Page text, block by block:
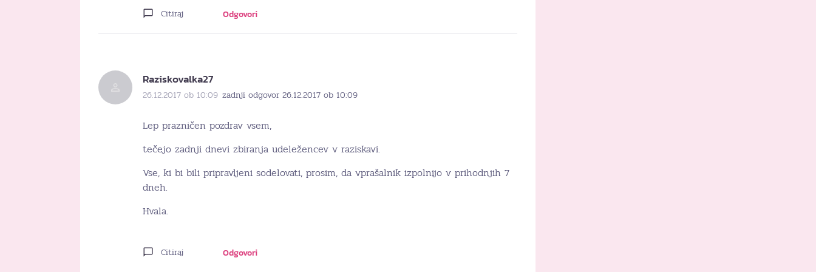
Citiraj Odgovori
Raziskovalka27
26.12.2017 ob 10:09 zadnji odgovor 26.12.2017 ob 10:09
Lep prazničen pozdrav vsem,
tečejo zadnji dnevi zbiranja udeležencev v raziskavi.
Vse, ki bi bili pripravljeni sodelovati, prosim, da vprašalnik izpolnijo v prihodnjih 7
dneh.
Hvala.
Citiraj Odgovori